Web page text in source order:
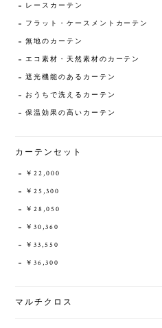
レースカーテン
フラット・ケースメントカーテン
無地のカーテン
エコ素材・天然素材のカーテン
遮光機能のあるカーテン
おうちで洗えるカーテン
保温効果の高いカーテン
カーテンセット
￥22,000
￥25,300
￥28,050
￥30,360
￥33,550
￥36,300
マルチクロス